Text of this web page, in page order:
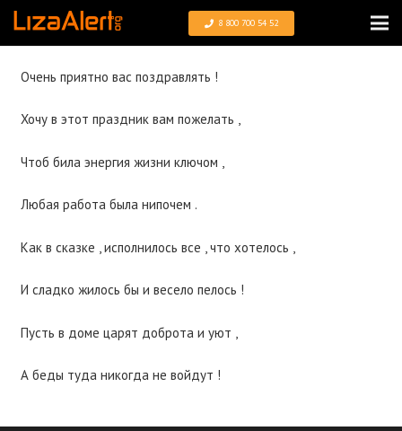
8 800 700 54 52
Очень приятно вас поздравлять !
Хочу в этот праздник вам пожелать ,
Чтоб била энергия жизни ключом ,
Любая работа была нипочем .
Как в сказке , исполнилось все , что хотелось ,
И сладко жилось бы и весело пелось !
Пусть в доме царят доброта и уют ,
А беды туда никогда не войдут !